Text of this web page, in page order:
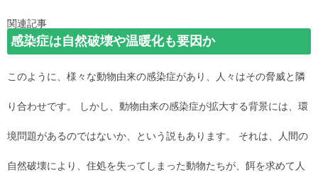
関連記事
感染症は自然破壊や温暖化も要因か
このように、様々な動物由来の感染症があり、人々はその脅威と隣
り合わせです。 しかし、動物由来の感染症が拡大する背景には、環
境問題があるのではないか、という説もあります。 それは、人間の
自然破壊により、住処を失ってしまった動物たちが、餌を求めて人